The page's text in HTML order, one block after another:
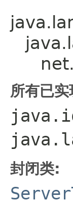
所有已
封闭类: